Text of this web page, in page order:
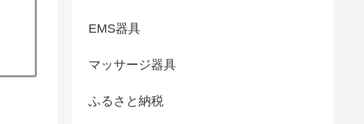
EMS器具
マッサージ器具
ふるさと納税